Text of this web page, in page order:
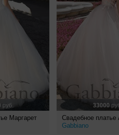
руб.
Маргарет
33000
Свадебное платье
Gabbiano